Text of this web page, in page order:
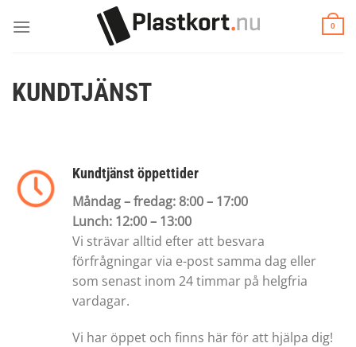
0
KUNDTJÄNST
Kundtjänst öppettider
Måndag – fredag: 8:00 – 17:00
Lunch: 12:00 – 13:00
Vi strävar alltid efter att besvara
förfrågningar via e-post samma dag eller
som senast inom 24 timmar på helgfria
vardagar.
Vi har öppet och finns här för att hjälpa dig!